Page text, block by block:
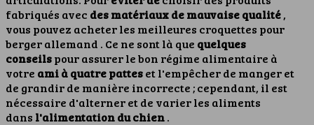
fabriqués avec des matériaux de mauvaise qualité,
vous pouvez acheter les meilleures croquettes pour
berger allemand . Ce ne sont là que quelques
conseilspour assurer le bon régime alimentaire à
votre ami à quatre patteset l'empêcher de manger et
de grandir de manière incorrecte ; cependant, il est
nécessaire d'alterner et de varier les aliments
dans l'alimentation du chien.